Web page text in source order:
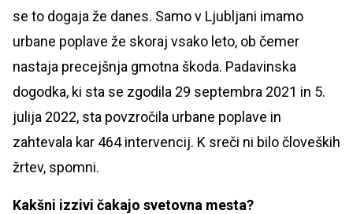
se to dogaja že danes. Samo v Ljubljani imamo
urbane poplave že skoraj vsako leto, ob čemer
nastaja precejšnja gmotna škoda. Padavinska
dogodka, ki sta se zgodila 29 septembra 2021 in 5.
julija 2022, sta povzročila urbane poplave in
zahtevala kar 464 intervencij. K sreči ni bilo človeških
žrtev, spomni.
Kakšni izzivi čakajo svetovna mesta?